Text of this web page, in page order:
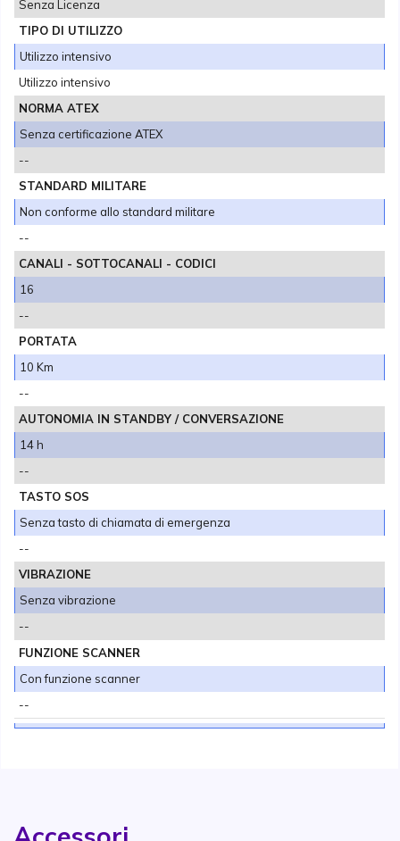
Senza Licenza
TIPO DI UTILIZZO
Utilizzo intensivo
Utilizzo intensivo
NORMA ATEX
Senza certificazione ATEX
--
STANDARD MILITARE
Non conforme allo standard militare
--
CANALI - SOTTOCANALI - CODICI
16
--
PORTATA
10 Km
--
AUTONOMIA IN STANDBY / CONVERSAZIONE
14 h
--
TASTO SOS
Senza tasto di chiamata di emergenza
--
VIBRAZIONE
Senza vibrazione
--
FUNZIONE SCANNER
Con funzione scanner
--